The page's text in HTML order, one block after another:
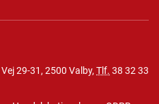
29-31, 2500 Valby, Tlf. 38 32 33